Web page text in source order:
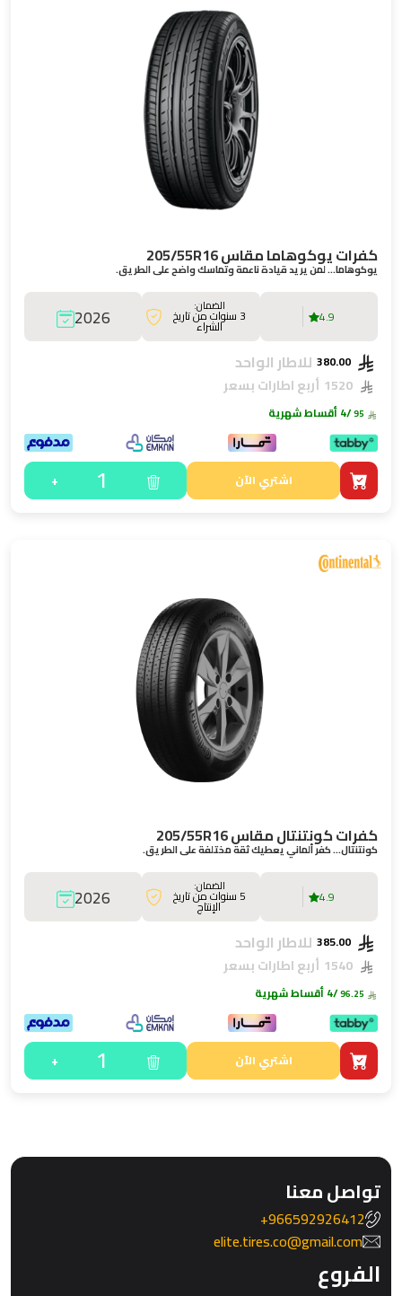
كفرات يوكوهاما مقاس 205/55R16
يوكوهاما… لمن يريد قيادة ناعمة وتماسك واضح على الطريق.
4.9
الضمان:
3 سنوات من تاريخ
الشراء 2026
للاطار الواحد
أربع اطارات بسعر
/4 أقساط شهرية
اشتري الآن 1
+
كفرات كونتنتال مقاس 205/55R16
كونتنتال… كفر ألماني يعطيك ثقة مختلفة على الطريق.
4.9
الضمان:
5 سنوات من تاريخ
الإنتاج 2026
للاطار الواحد
أربع اطارات بسعر
/4 أقساط شهرية
اشتري الآن 1
+
تواصل معنا
966592926412+
elite.tires.co@gmail.com
الفروع